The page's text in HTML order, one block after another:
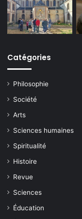
Catégories
Philosophie
Société
Arts
Sciences humaines
Spiritualité
Histoire
Revue
Sciences
Éducation